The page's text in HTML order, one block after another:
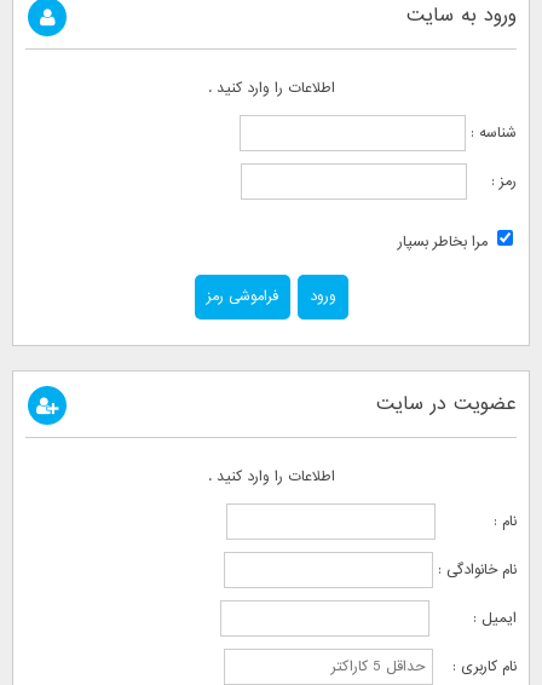
ورود به سایت
اطلاعات را وارد کنید .
شناسه :
رمز :
مرا بخاطر بسپار
فراموشی رمز
عضویت در سایت
اطلاعات را وارد کنید .
نام :
نام خانوادگی :
ایمیل :
نام کاربری :